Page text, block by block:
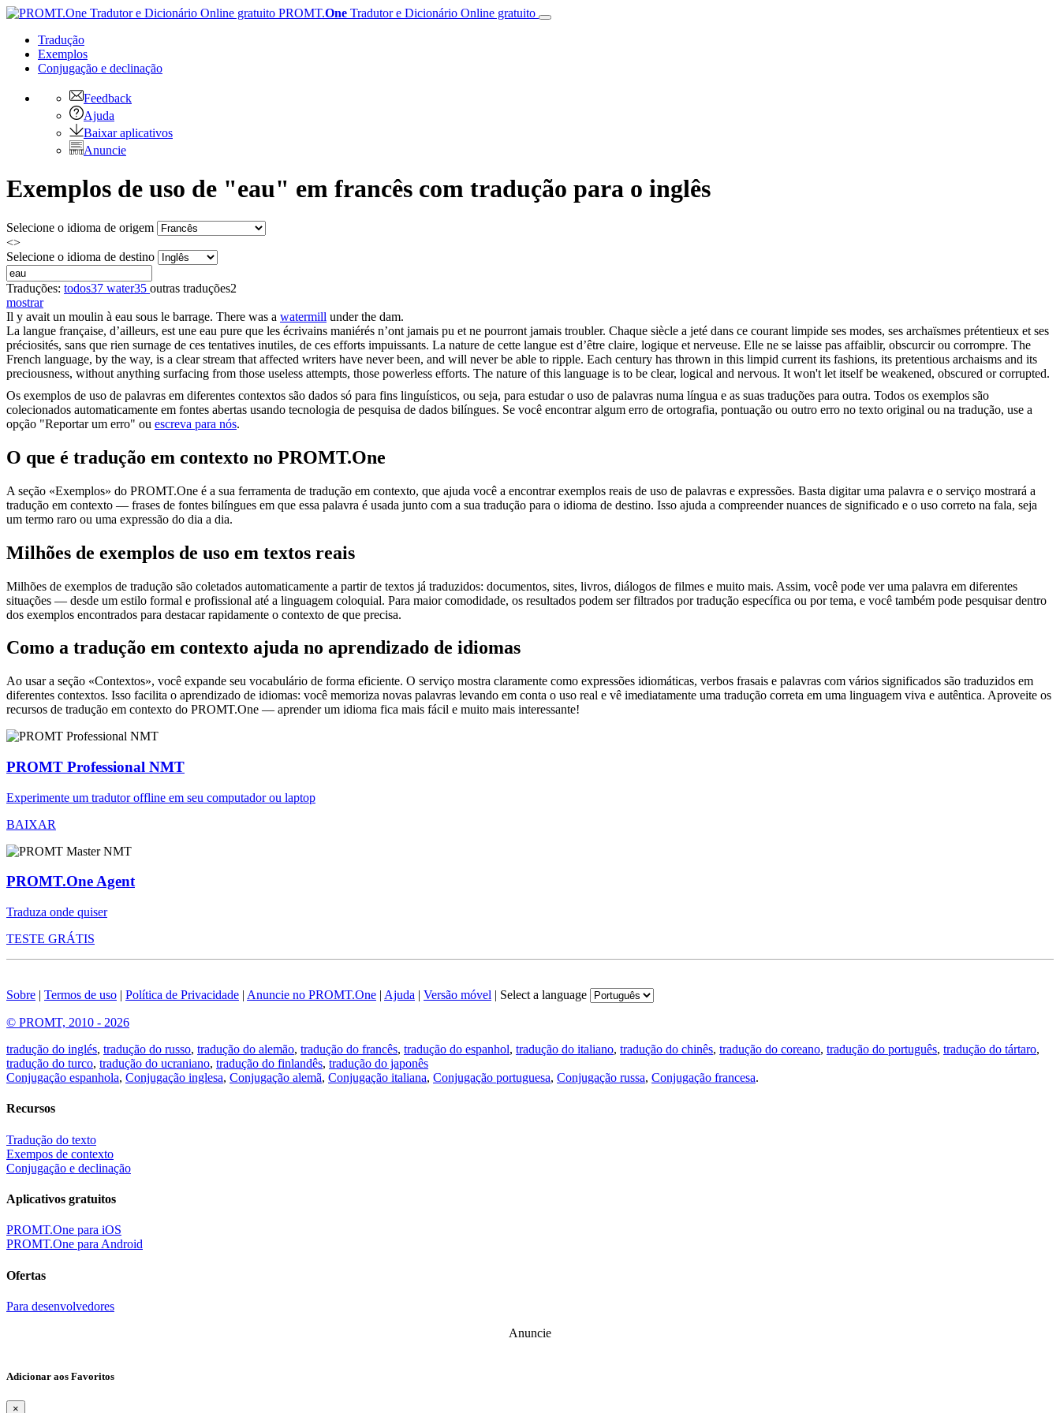
PROMT.One Tradutor e Dicionário Online gratuito
Tradução
Exemplos
Conjugação e declinação
Feedback
Ajuda
Baixar aplicativos
Anuncie
Exemplos de uso de "eau" em francês com tradução para o inglês
Selecione o idioma de origem
<>
Selecione o idioma de destino
Traduções: todos37 water35 outras traduções2
mostrar
Il y avait un moulin à eau sous le barrage. There was a watermill under the dam.
La langue française, d’ailleurs, est une eau pure que les écrivains maniérés n’ont jamais pu et ne pourront jamais troubler. Chaque siècle a jeté dans ce courant limpide ses modes, ses archaïsmes prétentieux et ses
préciosités, sans que rien surnage de ces tentatives inutiles, de ces efforts impuissants. La nature de cette langue est d’être claire, logique et nerveuse. Elle ne se laisse pas affaiblir, obscurcir ou corrompre. The
French language, by the way, is a clear stream that affected writers have never been, and will never be able to ripple. Each century has thrown in this limpid current its fashions, its pretentious archaisms and its
preciousness, without anything surfacing from those useless attempts, those powerless efforts. The nature of this language is to be clear, logical and nervous. It won't let itself be weakened, obscured or corrupted.
Os exemplos de uso de palavras em diferentes contextos são dados só para fins linguísticos, ou seja, para estudar o uso de palavras numa língua e as suas traduções para outra. Todos os exemplos são
colecionados automaticamente em fontes abertas usando tecnologia de pesquisa de dados bilíngues. Se você encontrar algum erro de ortografia, pontuação ou outro erro no texto original ou na tradução, use a
opção "Reportar um erro" ou escreva para nós.
O que é tradução em contexto no PROMT.One
A seção «Exemplos» do PROMT.One é a sua ferramenta de tradução em contexto, que ajuda você a encontrar exemplos reais de uso de palavras e expressões. Basta digitar uma palavra e o serviço mostrará a
tradução em contexto — frases de fontes bilíngues em que essa palavra é usada junto com a sua tradução para o idioma de destino. Isso ajuda a compreender nuances de significado e o uso correto na fala, seja
um termo raro ou uma expressão do dia a dia.
Milhões de exemplos de uso em textos reais
Milhões de exemplos de tradução são coletados automaticamente a partir de textos já traduzidos: documentos, sites, livros, diálogos de filmes e muito mais. Assim, você pode ver uma palavra em diferentes
situações — desde um estilo formal e profissional até a linguagem coloquial. Para maior comodidade, os resultados podem ser filtrados por tradução específica ou por tema, e você também pode pesquisar dentro
dos exemplos encontrados para destacar rapidamente o contexto de que precisa.
Como a tradução em contexto ajuda no aprendizado de idiomas
Ao usar a seção «Contextos», você expande seu vocabulário de forma eficiente. O serviço mostra claramente como expressões idiomáticas, verbos frasais e palavras com vários significados são traduzidos em
diferentes contextos. Isso facilita o aprendizado de idiomas: você memoriza novas palavras levando em conta o uso real e vê imediatamente uma tradução correta em uma linguagem viva e autêntica. Aproveite os
recursos de tradução em contexto do PROMT.One — aprender um idioma fica mais fácil e muito mais interessante!
PROMT Professional NMT
Experimente um tradutor offline em seu computador ou laptop
BAIXAR
PROMT.One Agent
Traduza onde quiser
TESTE GRÁTIS
Sobre | Termos de uso | Política de Privacidade | Anuncie no PROMT.One | Ajuda | Versão móvel | Select a language
© PROMT, 2010 - 2026
tradução do inglés, tradução do russo, tradução do alemão, tradução do francês, tradução do espanhol, tradução do italiano, tradução do chinês, tradução do coreano, tradução do português, tradução do tártaro,
tradução do turco, tradução do ucraniano, tradução do finlandês, tradução do japonês
Conjugação espanhola, Conjugação inglesa, Conjugação alemã, Conjugação italiana, Conjugação portuguesa, Conjugação russa, Conjugação francesa.
Recursos
Tradução do texto
Exempos de contexto
Conjugação e declinação
Aplicativos gratuitos
PROMT.One para iOS
PROMT.One para Android
Ofertas
Para desenvolvedores
Anuncie
Adicionar aos Favoritos
×